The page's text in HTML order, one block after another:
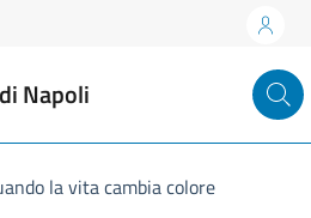
Napoli
la vita cambia colore